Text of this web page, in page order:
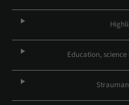
Education,